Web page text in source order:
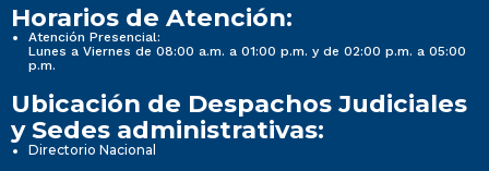
Horarios de Atención:
Atención Presencial:
Lunes a Viernes de 08:00 a.m. a 01:00 p.m. y de 02:00 p.m. a 05:00
p.m.
Ubicación de Despachos Judiciales
y Sedes administrativas:
Directorio Nacional